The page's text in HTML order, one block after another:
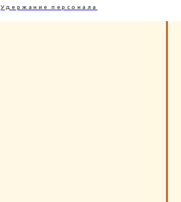
Удержание персонала